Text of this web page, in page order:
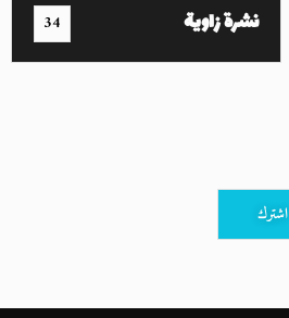
نشرة زاوية 34
اشترك